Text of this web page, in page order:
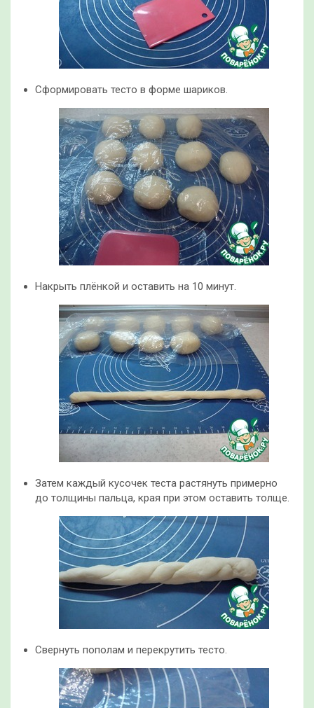
Сформировать тесто в форме шариков.
Накрыть плёнкой и оставить на 10 минут.
Затем каждый кусочек теста растянуть примерно
до толщины пальца, края при этом оставить толще.
Свернуть пополам и перекрутить тесто.